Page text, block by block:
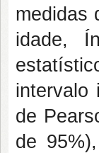
medidas
idade,
intervalo
de
de